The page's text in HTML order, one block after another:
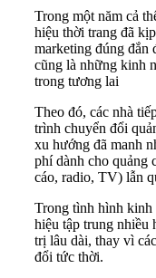
Trong một năm cả
hiệu thời trang đã
marketing đúng đắn
cũng là những kinh
trong tương lai
Theo đó, các nhà
trình chuyển đổi
xu hướng đã manh
phí dành cho quảng
cáo, radio, TV) lẫn
Trong tình hình kinh
hiệu tập trung nhiều
trị lâu dài, thay vì
đổi tức thời.